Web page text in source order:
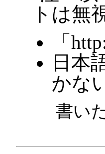
トは無
「
日本
かな
書い